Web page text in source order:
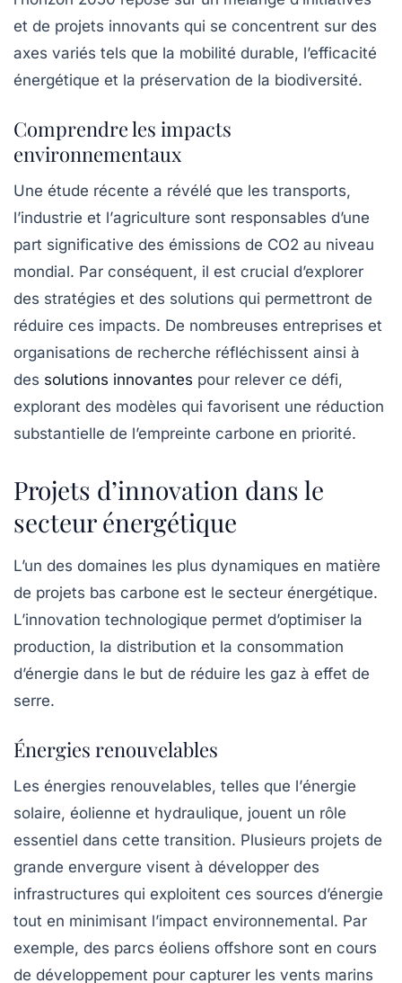
et de projets innovants qui se concentrent sur des
axes variés tels que la mobilité durable, l’efficacité
énergétique et la préservation de la biodiversité.
Comprendre les impacts
environnementaux
Une étude récente a révélé que les transports,
l’industrie et l’agriculture sont responsables d’une
part significative des émissions de CO2 au niveau
mondial. Par conséquent, il est crucial d’explorer
des stratégies et des solutions qui permettront de
réduire ces impacts. De nombreuses entreprises et
organisations de recherche réfléchissent ainsi à
des solutions innovantes pour relever ce défi,
explorant des modèles qui favorisent une réduction
substantielle de l’empreinte carbone en priorité.
Projets d’innovation dans le
secteur énergétique
L’un des domaines les plus dynamiques en matière
de projets bas carbone est le secteur énergétique.
L’innovation technologique permet d’optimiser la
production, la distribution et la consommation
d’énergie dans le but de réduire les gaz à effet de
serre.
Énergies renouvelables
Les énergies renouvelables, telles que l’énergie
solaire, éolienne et hydraulique, jouent un rôle
essentiel dans cette transition. Plusieurs projets de
grande envergure visent à développer des
infrastructures qui exploitent ces sources d’énergie
tout en minimisant l’impact environnemental. Par
exemple, des parcs éoliens offshore sont en cours
de développement pour capturer les vents marins